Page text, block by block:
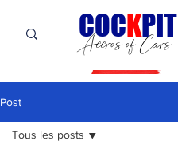
Accros of Cars
COCKPIT
Post
Tous les posts